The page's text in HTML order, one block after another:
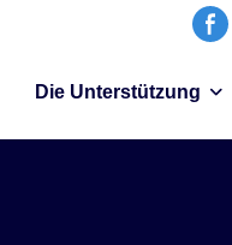
Die Unterstützung